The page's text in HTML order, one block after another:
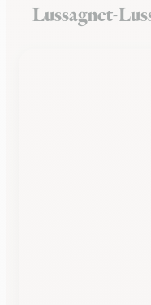
Lussagnet-